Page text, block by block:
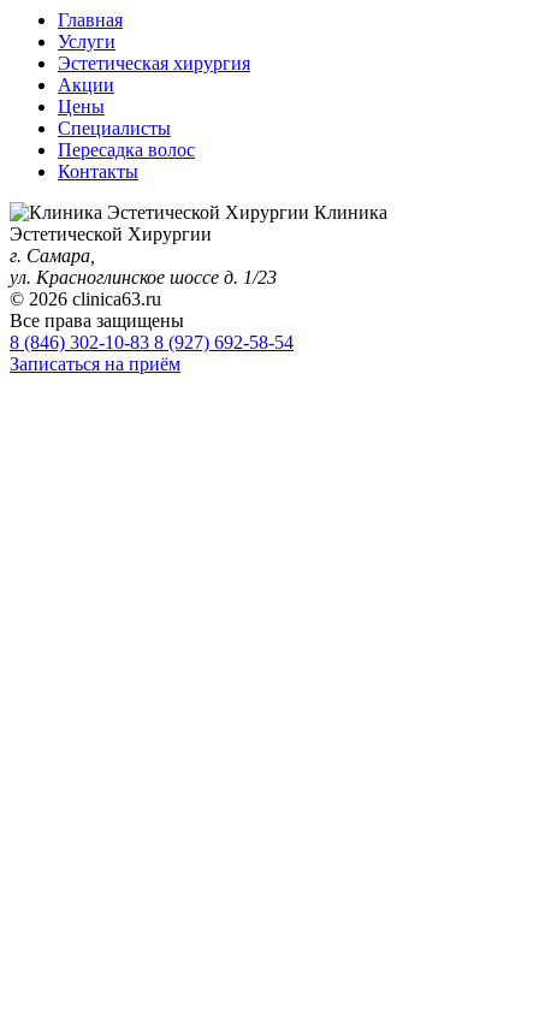
Главная
Услуги
Эстетическая хирургия
Акции
Цены
Специалисты
Пересадка волос
Контакты
Клиника
Эстетической Хирургии
г. Самара,
ул. Красноглинское шоссе д. 1/23
© 2026 clinica63.ru
Все права защищены
8 (846) 302-10-83 8 (927) 692-58-54
Записаться на приём